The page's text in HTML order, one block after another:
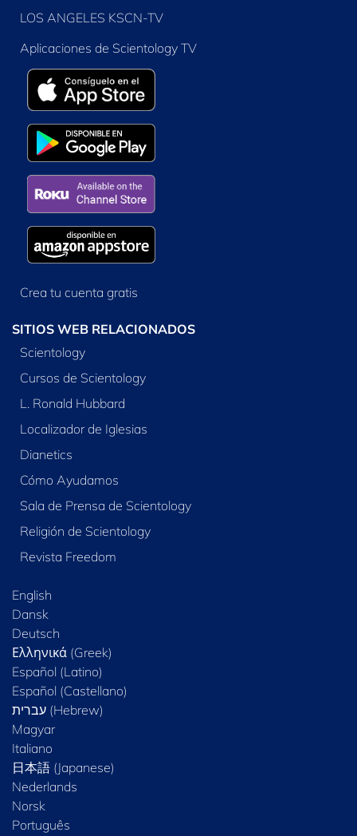
LOS ANGELES KSCN-TV
Aplicaciones de Scientology TV
Crea tu cuenta gratis
SITIOS WEB RELACIONADOS
Scientology
Cursos de Scientology
L. Ronald Hubbard
Localizador de Iglesias
Dianetics
Cómo Ayudamos
Sala de Prensa de Scientology
Religión de Scientology
Revista Freedom
English
Dansk
Deutsch
Ελληνικά (Greek)
Español (Latino)
Español (Castellano)
Magyar
Italiano
日本語 (Japanese)
Nederlands
Norsk
Português